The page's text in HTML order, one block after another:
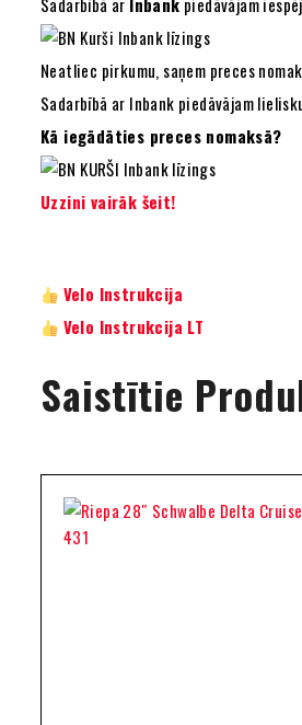
Neatliec pirkumu, saņem preces
Sadarbībā ar Inbank piedāvājam
Kā iegādāties preces nomaksā?
Uzzini vairāk šeit!
Velo Instrukcija
Velo Instrukcija LT
Saistītie